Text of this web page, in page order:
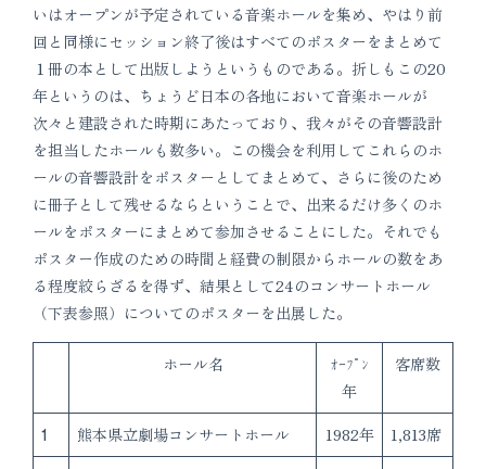
いはオープンが予定されている音楽ホールを集め、やはり前
回と同様にセッション終了後はすべてのポスターをまとめて
１冊の本として出版しようというものである。折しもこの20
年というのは、ちょうど日本の各地において音楽ホールが
次々と建設された時期にあたっており、我々がその音響設計
を担当したホールも数多い。この機会を利用してこれらのホ
ールの音響設計をポスターとしてまとめて、さらに後のため
に冊子として残せるならということで、出来るだけ多くのホ
ールをポスターにまとめて参加させることにした。それでも
ポスター作成のための時間と経費の制限からホールの数をあ
る程度絞らざるを得ず、結果として24のコンサートホール
（下表参照）についてのポスターを出展した。
ホール名
ｵｰﾌﾟﾝ
年
客席数
1 熊本県立劇場コンサートホール 1982年
1,813席